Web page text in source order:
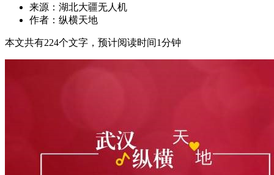
来源：湖北大疆无人机
作者：纵横天地
本文共有224个文字，预计阅读时间1分钟